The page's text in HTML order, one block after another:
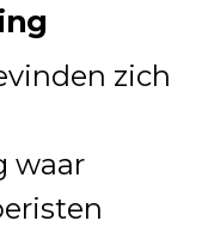
zich
waar